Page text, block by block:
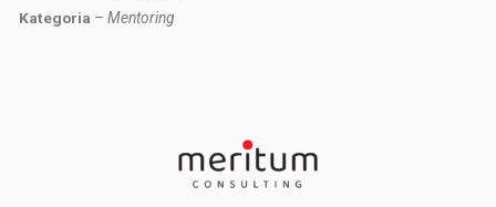
Kategoria – Mentoring